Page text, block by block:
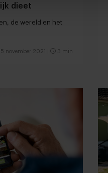
dieet
de wereld en het
15 november 2021 3 min